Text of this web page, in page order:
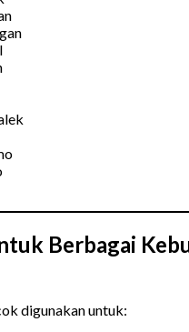
Berbagai
digunakan untuk: